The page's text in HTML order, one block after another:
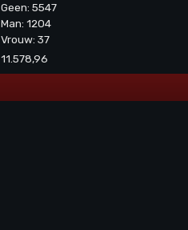
Geen: 5547
Man: 1204
Vrouw: 37
11.578,96